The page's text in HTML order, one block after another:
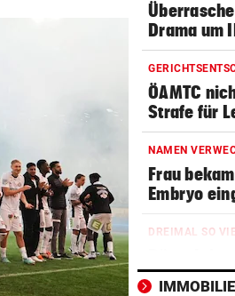
Drama um
ÖAMTC
Strafe für
NAMEN
Frau
Embryo
DREIMAL SO